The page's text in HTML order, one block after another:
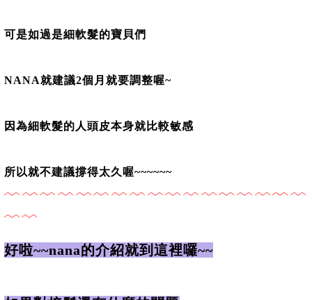
可是如過是細軟髮的寶貝們
NANA就建議2個月就要調整喔~
因為細軟髮的人頭皮本身就比較敏感
所以就不建議撐得太久喔~~~~~~
﹋﹋﹋﹋﹋﹋﹋﹋﹋﹋﹋﹋﹋﹋﹋﹋﹋
﹋﹋
好啦~~nana的介紹就到這裡囉~~